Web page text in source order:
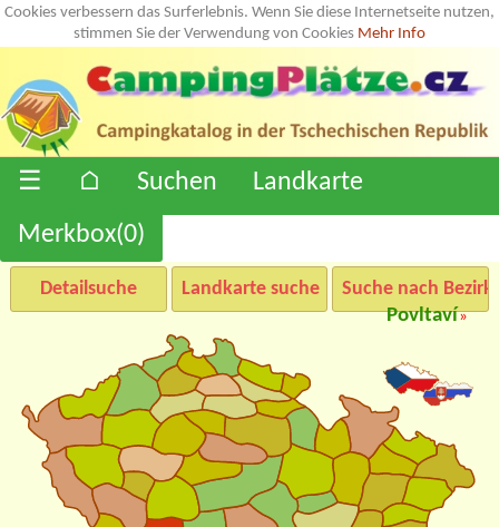
Cookies verbessern das Surferlebnis. Wenn Sie diese Internetseite nutzen,
stimmen Sie der Verwendung von Cookies Mehr Info
☰ ⌂ Suchen
Landkarte
Merkbox(0)
Detailsuche Landkarte suche
Suche nach
Povltaví»